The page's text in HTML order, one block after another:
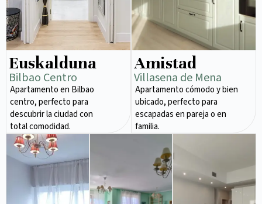
Euskalduna
Bilbao Centro
Apartamento en Bilbao
centro, perfecto para
descubrir la ciudad con
total comodidad.
Amistad
Villasena de Mena
Apartamento cómodo y bien
ubicado, perfecto para
escapadas en pareja o en
familia.